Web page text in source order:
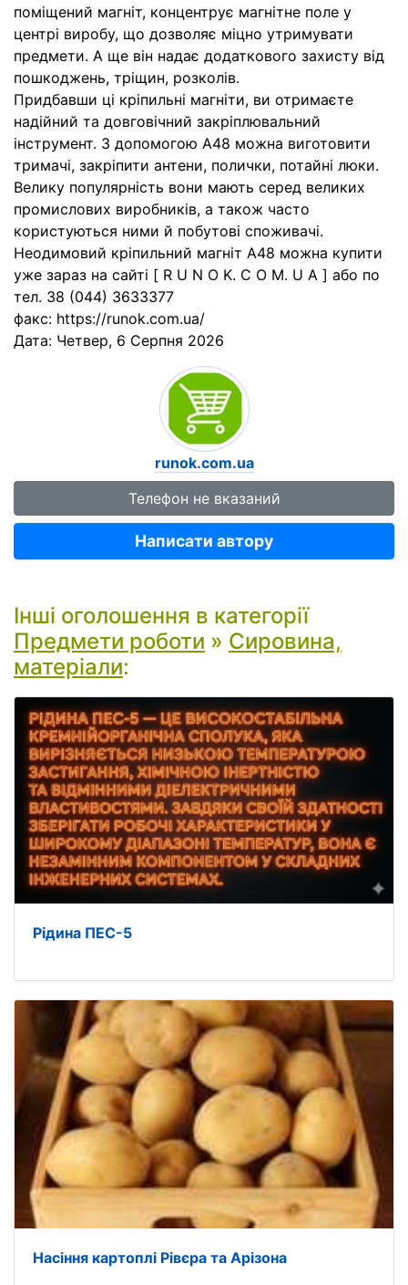
поміщений магніт, концентрує магнітне поле у
центрі виробу, що дозволяє міцно утримувати
предмети. А ще він надає додаткового захисту від
пошкоджень, тріщин, розколів.
Придбавши ці кріпильні магніти, ви отримаєте
надійний та довговічний закріплювальний
інструмент. З допомогою А48 можна виготовити
тримачі, закріпити антени, полички, потайні люки.
Велику популярність вони мають серед великих
промислових виробників, а також часто
користуються ними й побутові споживачі.
Неодимовий кріпильний магніт А48 можна купити
уже зараз на сайті [ R U N O K. C O M. U A ] або по
тел. 38 (044) 3633377
факс: https://runok.com.ua/
Дата: Четвер, 6 Серпня 2026
runok.com.ua
Телефон не вказаний
Написати автору
Інші оголошення в категорії
Предмети роботи » Сировина,
матеріали:
Рідина ПЕС-5
Насіння картоплі Рівєра та Арізона